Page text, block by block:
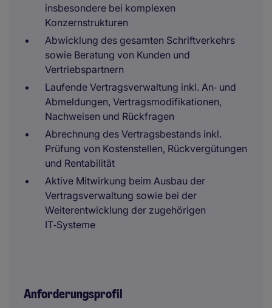
insbesondere bei komplexen
Konzernstrukturen
Abwicklung des gesamten Schriftverkehrs
sowie Beratung von Kunden und
Vertriebspartnern
Laufende Vertragsverwaltung inkl. An‑ und
Abmeldungen, Vertragsmodifikationen,
Nachweisen und Rückfragen
Abrechnung des Vertragsbestands inkl.
Prüfung von Kostenstellen, Rückvergütungen
und Rentabilität
Aktive Mitwirkung beim Ausbau der
Vertragsverwaltung sowie bei der
Weiterentwicklung der zugehörigen
IT‑Systeme
Anforderungsprofil